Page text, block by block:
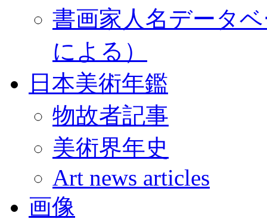
書画家人名データ
による）
日本美術年鑑
物故者記事
美術界年史
Art news articles
画像